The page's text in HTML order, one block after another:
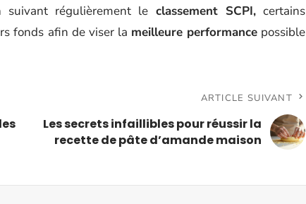
suivant régulièrement le classement SCPI,certains
fonds afin de viser la meilleure performancepossible
ARTICLE SUIVANT
Les secrets infaillibles pour réussir la
recette de pâte d’amande maison